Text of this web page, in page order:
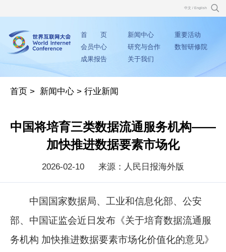
中文 / English
首 页 新闻中心
重要活动
会员中心
研究与合作
数智研修院
成果报告
关于我们
首页 > 新闻中心 >行业新闻
中国将培育三类数据流通服务机构——
加快推进数据要素市场化
2026-02-10 来源：人民日报海外版
中国国家数据局、工业和信息化部、公安
部、中国证监会近日发布《关于培育数据流通服
务机构 加快推进数据要素市场化价值化的意见》